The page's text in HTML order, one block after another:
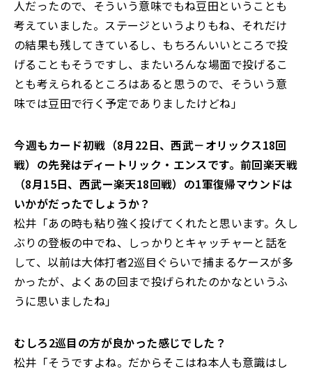
人だったので、そういう意味でもね豆田ということも
考えていました。ステージというよりもね、それだけ
の結果も残してきているし、もちろんいいところで投
げることもそうですし、またいろんな場面で投げるこ
とも考えられるところはあると思うので、そういう意
味では豆田で行く予定でありましたけどね」
――今週もカード初戦（8月22日、西武－オリックス18回
戦） の先発はディートリック・エンスです。前回楽天戦
（8月15日、西武ー楽天18回戦）の1軍復帰マウンドは
いかがだったでしょうか？
松井「あの時も粘り強く投げてくれたと思います。久し
ぶりの登板の中でね、しっかりとキャッチャーと話を
して、以前は大体打者2巡目ぐらいで捕まるケースが多
かったが、よくあの回まで投げられたのかなというふ
うに思いましたね」
――むしろ2巡目の方が良かった感じでした？
松井「そうですよね。だからそこはね本人も意識はし